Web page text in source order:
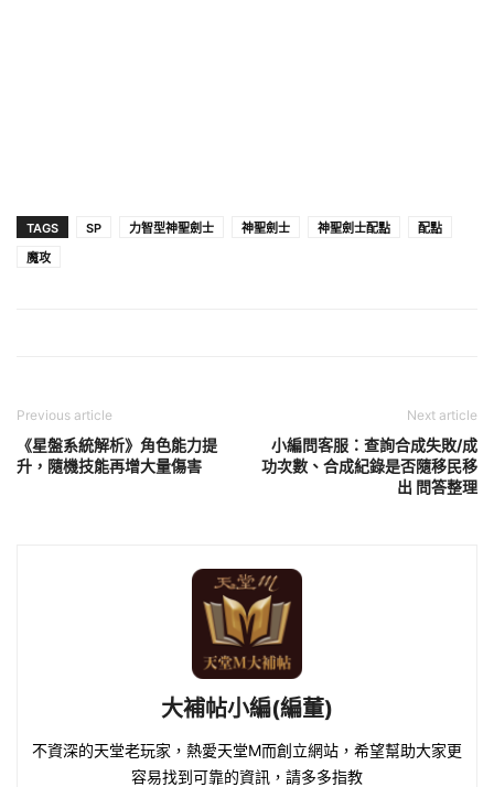
TAGS SP 力智型神聖劍士 神聖劍士 神聖劍士配點
配點
魔攻
Previous article
《星盤系統解析》角色能力提
升，隨機技能再增大量傷害
Next article
小編問客服：查詢合成失敗/成
功次數、合成紀錄是否隨移民移
出 問答整理
大補帖小編(編董)
不資深的天堂老玩家，熱愛天堂M而創立網站，希望幫助大家更
容易找到可靠的資訊，請多多指教